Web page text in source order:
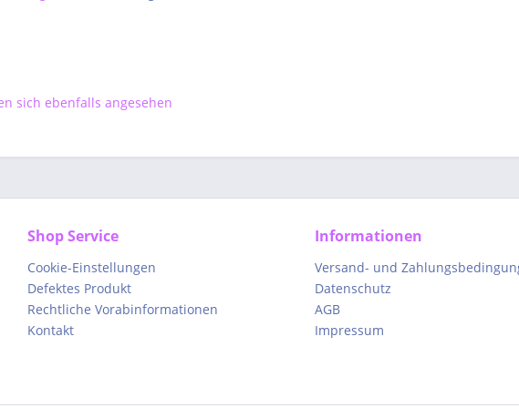
sich ebenfalls angesehen
Shop Service
Cookie-Einstellungen
Defektes Produkt
Rechtliche Vorabinformationen
Kontakt
Informationen
Versand- und
Datenschutz
AGB
Impressum